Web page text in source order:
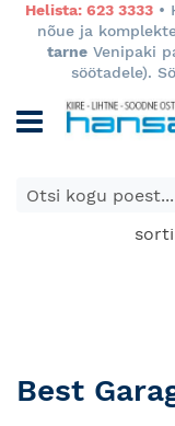
Helista: 623 3333•
nõue ja
tarne Venipaki
söötadele).
E-poes
poes ja
Best